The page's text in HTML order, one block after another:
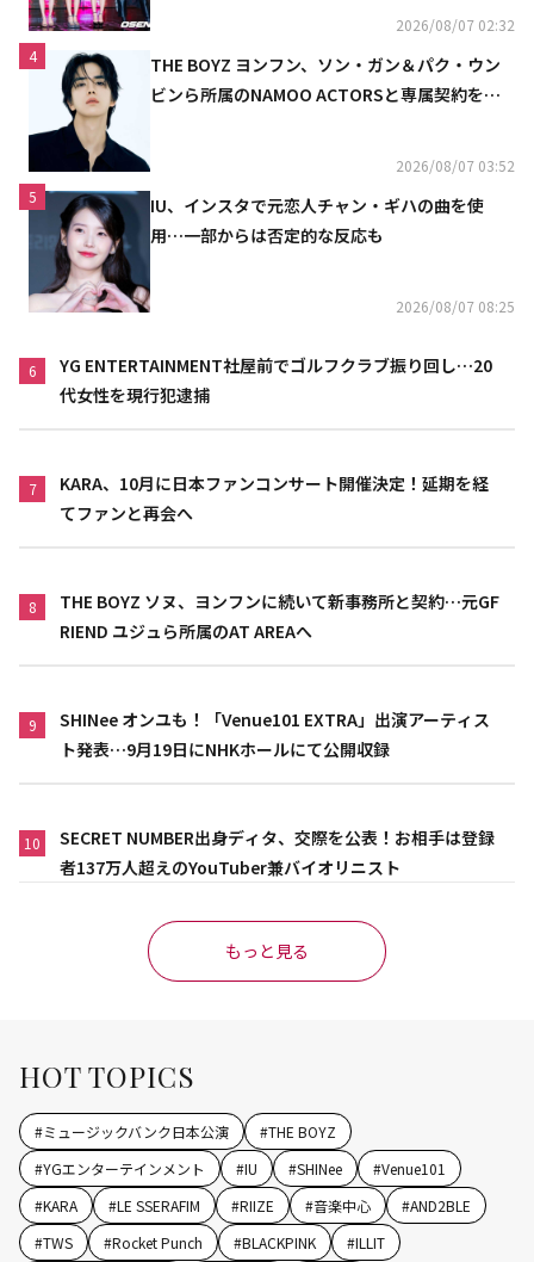
2026/08/07 02:32
4
THE BOYZ ヨンフン、ソン・ガン＆パク・ウン
ビンら所属のNAMOO ACTORSと専属契約を締
2026/08/07 03:52
5
IU、インスタで元恋人チャン・ギハの曲を使
用…一部からは否定的な反応も
2026/08/07 08:25
6
YG ENTERTAINMENT社屋前でゴルフクラブ振り回し…20
代女性を現行犯逮捕
7
KARA、10月に日本ファンコンサート開催決定！延期を経
てファンと再会へ
8
THE BOYZ ソヌ、ヨンフンに続いて新事務所と契約…元GF
RIEND ユジュら所属のAT AREAへ
9
SHINee オンユも！「Venue101 EXTRA」出演アーティス
ト発表…9月19日にNHKホールにて公開収録
10
SECRET NUMBER出身ディタ、交際を公表！お相手は登録
者137万人超えのYouTuber兼バイオリニスト
もっと見る
HOT TOPICS
#ミュージックバンク日本公演 #THE BOYZ
#YGエンターテインメント #IU #SHINee #Venue101
#KARA #LE SSERAFIM #RIIZE #音楽中心 #AND2BLE
#TWS #Rocket Punch #BLACKPINK #ILLIT